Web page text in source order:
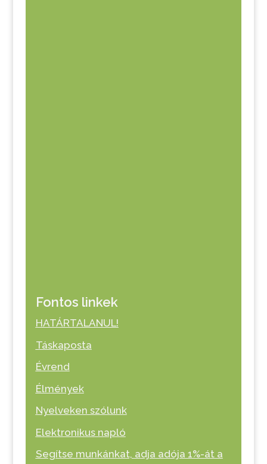
Fontos linkek
HATÁRTALANUL!
Táskaposta
Évrend
Élmények
Nyelveken szólunk
Elektronikus napló
Segítse munkánkat, adja adója 1%-át a